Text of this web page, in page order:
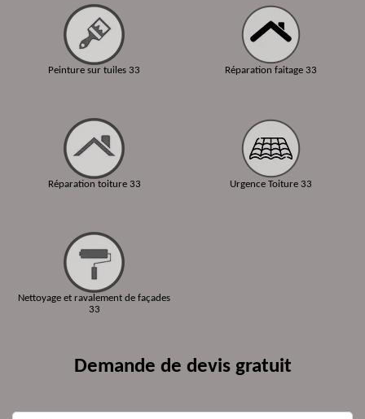
Peinture sur tuiles 33
Réparation toiture 33
Nettoyage et ravalement de façades
33
Réparation faitage 33
Urgence Toiture 33
Demande de devis gratuit